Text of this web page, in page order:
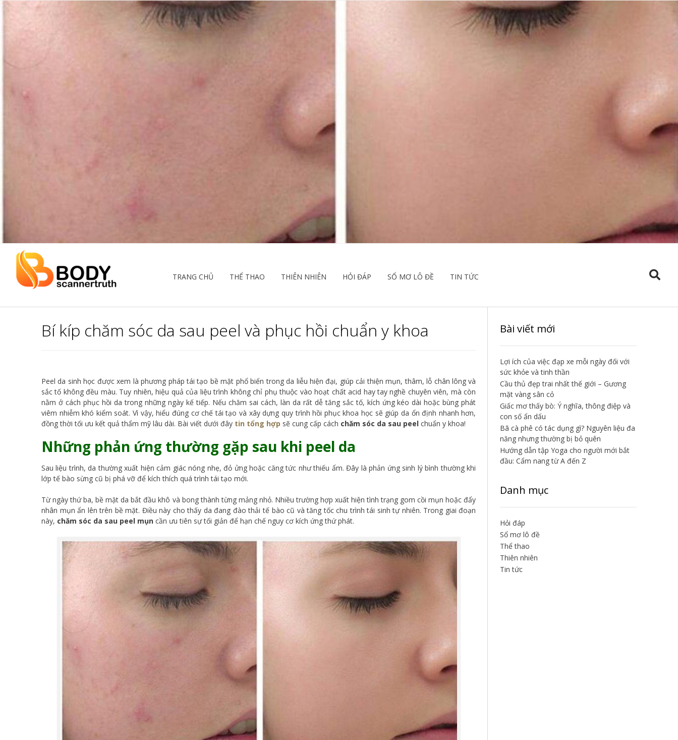
TRANG CHỦ THỂ THAO THIÊN NHIÊN HỎI ĐÁP SỔ MƠ LÔ ĐỀ TIN TỨC
Bí kíp chăm sóc da sau peel và phục hồi chuẩn y khoa
Peel da sinh học được xem là phương pháp tái tạo bề mặt phổ biến trong da liễu hiện đại, giúp cải thiện mụn, thâm, lỗ chân lông và
sắc tố không đều màu. Tuy nhiên, hiệu quả của liệu trình không chỉ phụ thuộc vào hoạt chất acid hay tay nghề chuyên viên, mà còn
nằm ở cách phục hồi da trong những ngày kế tiếp. Nếu chăm sai cách, làn da rất dễ tăng sắc tố, kích ứng kéo dài hoặc bùng phát
viêm nhiễm khó kiểm soát. Vì vậy, hiểu đúng cơ chế tái tạo và xây dựng quy trình hồi phục khoa học sẽ giúp da ổn định nhanh hơn,
đồng thời tối ưu kết quả thẩm mỹ lâu dài. Bài viết dưới đây tin tổng hợp sẽ cung cấp cách chăm sóc da sau peel chuẩn y khoa!
Những phản ứng thường gặp sau khi peel da
Sau liệu trình, da thường xuất hiện cảm giác nóng nhẹ, đỏ ửng hoặc căng tức như thiếu ẩm. Đây là phản ứng sinh lý bình thường khi
lớp tế bào sừng cũ bị phá vỡ để kích thích quá trình tái tạo mới.
Từ ngày thứ ba, bề mặt da bắt đầu khô và bong thành từng mảng nhỏ. Nhiều trường hợp xuất hiện tình trạng gom cồi mụn hoặc đẩy
nhân mụn ẩn lên trên bề mặt. Điều này cho thấy da đang đào thải tế bào cũ và tăng tốc chu trình tái sinh tự nhiên. Trong giai đoạn
này, chăm sóc da sau peel mụn cần ưu tiên sự tối giản để hạn chế nguy cơ kích ứng thứ phát.
Bài viết mới
Lợi ích của việc đạp xe mỗi ngày đối với
sức khỏe và tinh thần
Cầu thủ đẹp trai nhất thế giới – Gương
mặt vàng sân cỏ
Giấc mơ thấy bò: Ý nghĩa, thông điệp và
con số ẩn dấu
Bã cà phê có tác dụng gì? Nguyên liệu đa
năng nhưng thường bị bỏ quên
Hướng dẫn tập Yoga cho người mới bắt
đầu: Cẩm nang từ A đến Z
Danh mục
Hỏi đáp
Sổ mơ lô đề
Thể thao
Thiên nhiên
Tin tức